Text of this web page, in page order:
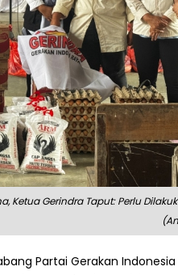
Ketua Gerindra Taput: Perlu
Partai Gerakan